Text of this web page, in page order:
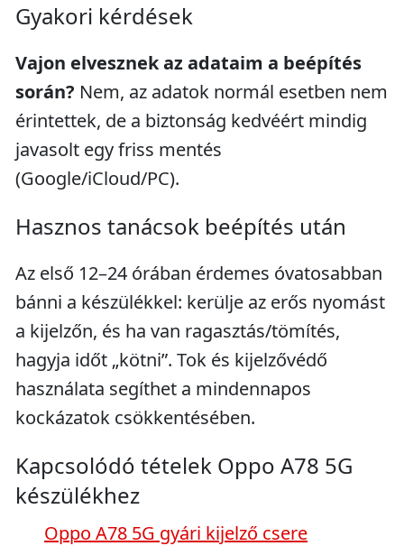
Gyakori kérdések
Vajon elvesznek az adataim a beépítés
során? Nem, az adatok normál esetben nem
érintettek, de a biztonság kedvéért mindig
javasolt egy friss mentés
(Google/iCloud/PC).
Hasznos tanácsok beépítés után
Az első 12–24 órában érdemes óvatosabban
bánni a készülékkel: kerülje az erős nyomást
a kijelzőn, és ha van ragasztás/tömítés,
hagyja időt „kötni”. Tok és kijelzővédő
használata segíthet a mindennapos
kockázatok csökkentésében.
Kapcsolódó tételek Oppo A78 5G
készülékhez
Oppo A78 5G gyári kijelző csere